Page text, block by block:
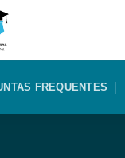
FREQUENTES